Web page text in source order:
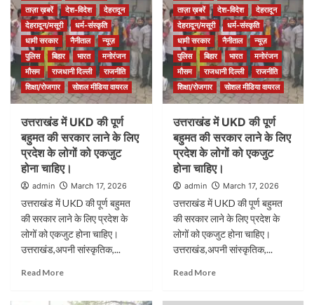
ताज़ा ख़बरें
देश-विदेश
देहरादून
देहरादून/मसूरी
धर्म-संस्कृति
धामी सरकार
नैनीताल
न्यूज़
पुलिस
बिहार भारत
मनोरंजन
मौसम
राजधानी दिल्ली
राजनीति
शिक्षा/रोजगार
सोशल मीडिया वायरल
उत्तराखंड में UKD की पूर्ण
बहुमत की सरकार लाने के लिए
प्रदेश के लोगों को एकजुट
होना चाहिए।
admin March 17, 2026
उत्तराखंड में UKD की पूर्ण बहुमत
की सरकार लाने के लिए प्रदेश के
लोगों को एकजुट होना चाहिए।
उत्तराखंड,अपनी सांस्कृतिक,...
Read More
ताज़ा ख़बरें
देश-विदेश
देहरादून
देहरादून/मसूरी
धर्म-संस्कृति
धामी सरकार
नैनीताल
न्यूज़
पुलिस
बिहार भारत
मनोरंजन
मौसम
राजधानी दिल्ली
राजनीति
शिक्षा/रोजगार
सोशल मीडिया वायरल
उत्तराखंड में UKD की पूर्ण
बहुमत की सरकार लाने के लिए
प्रदेश के लोगों को एकजुट
होना चाहिए।
admin March 17, 2026
उत्तराखंड में UKD की पूर्ण बहुमत
की सरकार लाने के लिए प्रदेश के
लोगों को एकजुट होना चाहिए।
उत्तराखंड,अपनी सांस्कृतिक,...
Read More